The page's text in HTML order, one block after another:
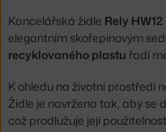
Kancelářská židle Rely HW12
elegantním skořepinovým
recyklovaného plastu řadí
K ohledu na životní prostředí
Židle je navržena tak, aby se
což prodlužuje její